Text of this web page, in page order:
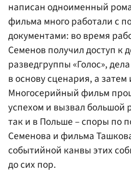
написан одноименный
фильма много работали с
документами: во время
Семенов получил доступ к
разведгруппы «Голос»,
в основу сценария, а затем
Многосерийный фильм
успехом и вызвал большой
так и в Польше – споры по
Семенова и фильма
событийной канвы этих
до сих пор.